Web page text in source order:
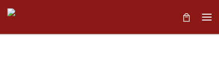
Skip to content